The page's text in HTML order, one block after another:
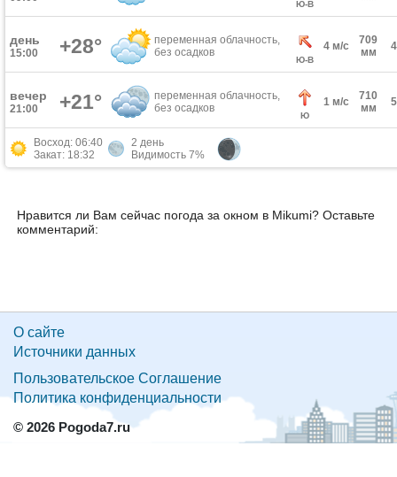
Ю-В
день
15:00 +28°
переменная облачность,
без осадков
Ю-В
4 м/с
709
мм
вечер
21:00 +21°
переменная облачность,
без осадков
Ю
1 м/с
710
мм
Восход: 06:40
Закат: 18:32
2 день
Видимость 7%
Нравится ли Вам сейчас погода за окном в Mikumi? Оставьте
комментарий:
О сайте
Источники данных
Пользовательское Соглашение
Политика конфиденциальности
© 2026 Pogoda7.ru